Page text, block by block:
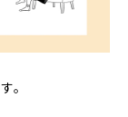
。
おいて、そ
。